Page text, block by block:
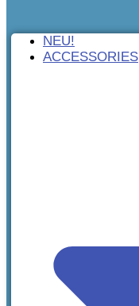
NEU!
ACCESSORIES